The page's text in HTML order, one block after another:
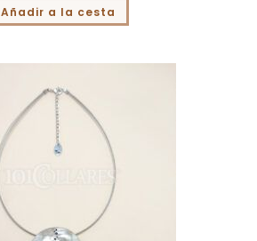
Añadir a la cesta